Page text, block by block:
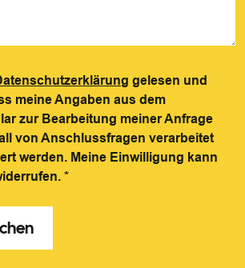
gelesen und
meine Angaben aus dem
zur Bearbeitung meiner Anfrage
von Anschlussfragen verarbeitet
werden. Meine Einwilligung kann
*